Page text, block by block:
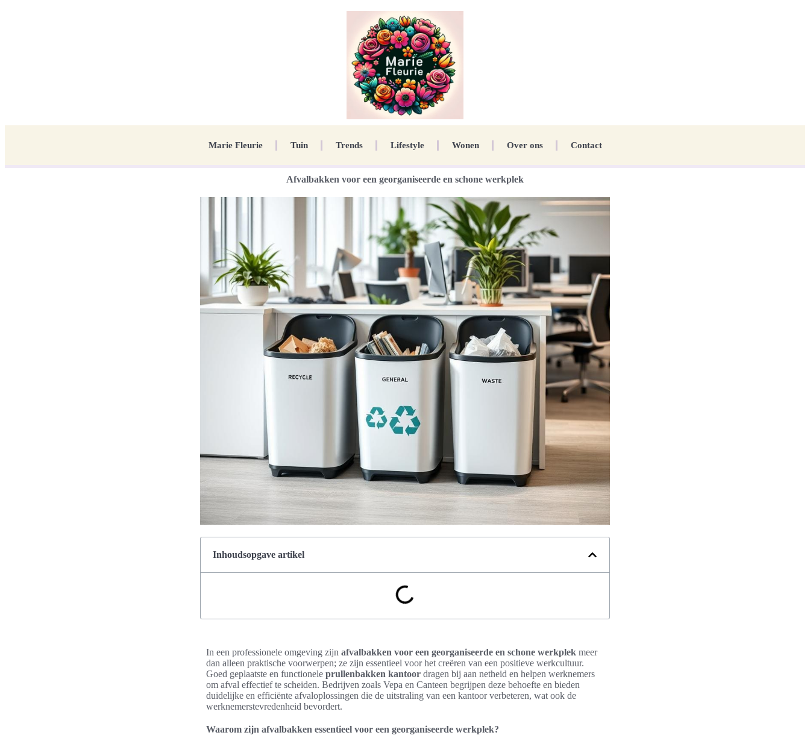
Marie Fleurie Tuin Trends Lifestyle Wonen Over ons Contact
Afvalbakken voor een georganiseerde en schone werkplek
Inhoudsopgave artikel
In een professionele omgeving zijn afvalbakken voor een georganiseerde en schone werkplek meer
dan alleen praktische voorwerpen; ze zijn essentieel voor het creëren van een positieve werkcultuur.
Goed geplaatste en functionele prullenbakken kantoor dragen bij aan netheid en helpen werknemers
om afval effectief te scheiden. Bedrijven zoals Vepa en Canteen begrijpen deze behoefte en bieden
duidelijke en efficiënte afvaloplossingen die de uitstraling van een kantoor verbeteren, wat ook de
werknemerstevredenheid bevordert.
Waarom zijn afvalbakken essentieel voor een georganiseerde werkplek?